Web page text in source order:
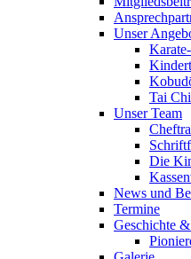
Unser
Tai Chi
Unser Team
Die
News und
Termine
Geschichte